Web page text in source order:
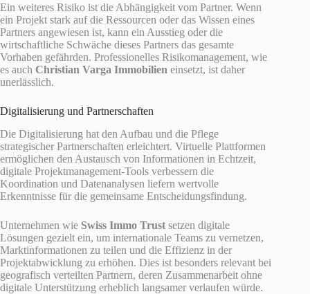
Ein weiteres Risiko ist die Abhängigkeit vom Partner. Wenn
ein Projekt stark auf die Ressourcen oder das Wissen eines
Partners angewiesen ist, kann ein Ausstieg oder die
wirtschaftliche Schwäche dieses Partners das gesamte
Vorhaben gefährden. Professionelles Risikomanagement, wie
es auch Christian Varga Immobilien einsetzt, ist daher
unerlässlich.
Digitalisierung und Partnerschaften
Die Digitalisierung hat den Aufbau und die Pflege
strategischer Partnerschaften erleichtert. Virtuelle Plattformen
ermöglichen den Austausch von Informationen in Echtzeit,
digitale Projektmanagement-Tools verbessern die
Koordination und Datenanalysen liefern wertvolle
Erkenntnisse für die gemeinsame Entscheidungsfindung.
Unternehmen wie Swiss Immo Trust setzen digitale
Lösungen gezielt ein, um internationale Teams zu vernetzen,
Marktinformationen zu teilen und die Effizienz in der
Projektabwicklung zu erhöhen. Dies ist besonders relevant bei
geografisch verteilten Partnern, deren Zusammenarbeit ohne
digitale Unterstützung erheblich langsamer verlaufen würde.